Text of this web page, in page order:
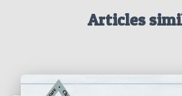
Articles